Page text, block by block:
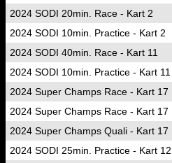
2024 SODI 20min. Race - Kart 2
2024 SODI 10min. Practice - Kart 2
2024 SODI 40min. Race - Kart 11
2024 SODI 10min. Practice - Kart 11
2024 Super Champs Race - Kart 17
2024 Super Champs Race - Kart 17
2024 Super Champs Quali - Kart 17
2024 SODI 25min. Practice - Kart 12